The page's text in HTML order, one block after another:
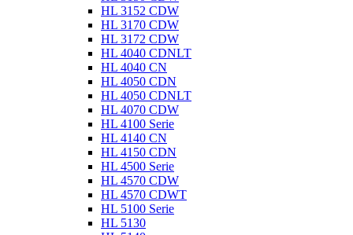
HL 3152 CDW
HL 3170 CDW
HL 3172 CDW
HL 4040 CDNLT
HL 4040 CN
HL 4050 CDN
HL 4050 CDNLT
HL 4070 CDW
HL 4100 Serie
HL 4140 CN
HL 4150 CDN
HL 4500 Serie
HL 4570 CDW
HL 4570 CDWT
HL 5100 Serie
HL 5130